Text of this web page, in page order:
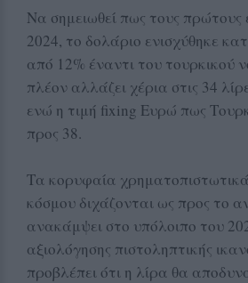
Να σημειωθεί πως τους πρώτους
2024, το δολάριο ενισχύθηκε
από 12% έναντι του τουρκικού
πλέον αλλάζει χέρια στις 34
ενώ η τιμή fixing Ευρώ πως
προς 38.
Τα κορυφαία
κόσμου διχάζονται ως προς το
ανακάμψει στο υπόλοιπο του
αξιολόγησης πιστοληπτικής
προβλέπει ότι η λίρα θα